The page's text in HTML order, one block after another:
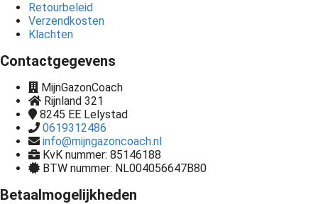
Retourbeleid
Verzendkosten
Klachten
Contactgegevens
MijnGazonCoach
Rijnland 321
8245 EE Lelystad
0619312486
info@mijngazoncoach.nl
KvK nummer: 85146188
BTW nummer: NL004056647B80
Betaalmogelijkheden